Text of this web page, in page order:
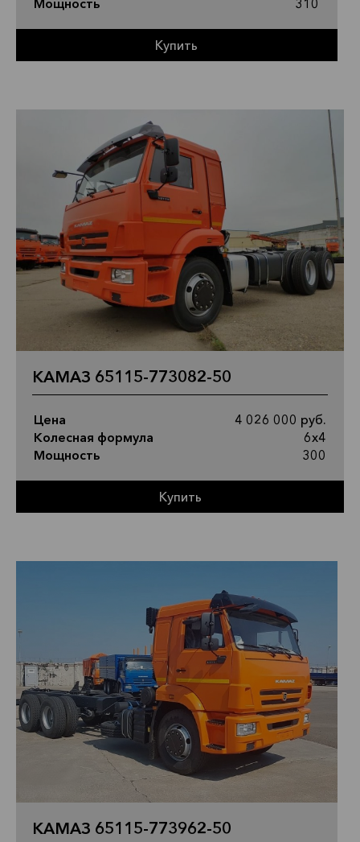
Мощность
310
Купить
КАМАЗ 65115-773082-50
Цена
4 026 000 руб.
Колесная формула
6х4
Мощность
300
Купить
КАМАЗ 65115-773962-50